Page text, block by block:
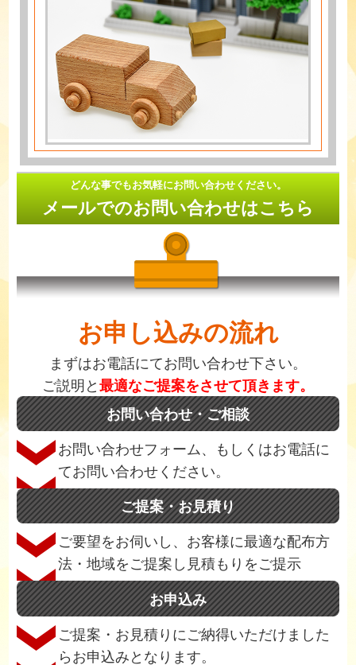
どんな事でもお気軽にお問い合わせください。
メールでのお問い合わせはこちら
お申し込みの流れ
まずはお電話にてお問い合わせ下さい。
ご説明と最適なご提案をさせて頂きます。
お問い合わせ・ご相談
お問い合わせフォーム、もしくはお電話に
てお問い合わせください。
ご提案・お見積り
ご要望をお伺いし、お客様に最適な配布方
法・地域をご提案し見積もりをご提示
お申込み
ご提案・お見積りにご納得いただけました
らお申込みとなります。